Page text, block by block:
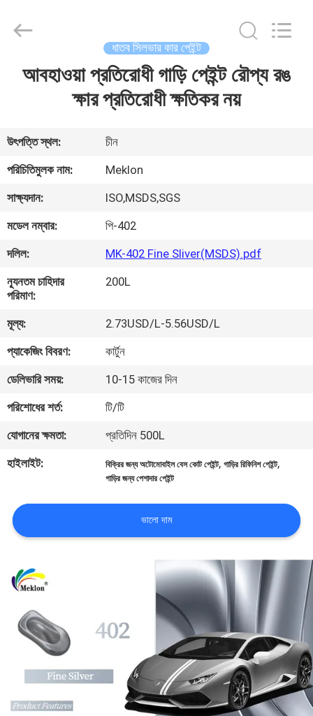
বাড়ি
ভিডিও
আমাদের
সম্পর্কে
কারখানা
ভ্রমণ
মান
নিয়ন্ত্রণ
আমাদের
সাথে
যোগাযোগ
খবর
উদ্ধৃতির
জন্য
আবেদন
সাইট
ম্যাপ
Technology
Reserved.
ধাতব সিলভার কার পেইন্ট
আবহাওয়া প্রতিরোধী গাড়ি পেইন্ট রৌপ্য রঙ
ক্ষার প্রতিরোধী ক্ষতিকর নয়
উৎপত্তি স্থল:
চীন
পরিচিতিমুলক নাম:
Meklon
সাক্ষ্যদান:
ISO,MSDS,SGS
মডেল নম্বার:
পি-402
দলিল:
MK-402 Fine Sliver(MSDS).pdf
ন্যূনতম চাহিদার
পরিমাণ:
200L
মূল্য:
2.73USD/L-5.56USD/L
প্যাকেজিং বিবরণ:
কার্টুন
ডেলিভারি সময়:
10-15 কাজের দিন
পরিশোধের শর্ত:
টি/টি
যোগানের ক্ষমতা:
প্রতিদিন 500L
হাইলাইট:
বিক্রির জন্য অটোমোবাইল বেস কোট পেইন্ট,গাড়ির রিফিনিশ পেইন্ট,
গাড়ির জন্য পেশাদার পেইন্ট
ভালো দাম